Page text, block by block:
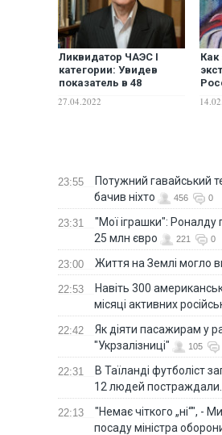
Ликвидатор ЧАЭС I
категории: Увидев
показатель в 48
я выбросил его в пруд-
27.04.2022
Как
23:55
Потужний гавайський
бачив ніхто
456 0
23:31
"Мої іграшки": Роналду
25 млн євро
221 0
23:00 Життя на Землі могло
22:53
Навіть 300
місяці активних
22:42
Як діяти пасажирам у
"Укрзалізниці"
105
22:31
В Таїланді футболіст
12 людей
22:13
"Немає чіткого „ні“", -
посаду міністра